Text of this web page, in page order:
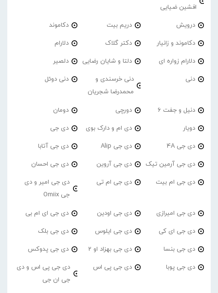
افشین ضیایی
درویش دریم بیت دکاموند
دکاموند و زانیار دکتر گلاک دلارام
دلارام زواره ای دلتا و شایان رضایی دلصیر
دنی
دنی خرسندی و
محمدرضا شجریان
دنی دوئل
دنیل و جفت 6 دورچی دومان
دویار دی ام و دارک بوی دی جی
دی جی 4A دی جی Alip دی جی آتابا
دی جی آرمین تیک دی جی آروین دی جی احسان
دی جی ام بیت دی جی ام تی
دی جی امیر و دی
جی Omiix
دی جی امیرازی دی جی اودین دی جی ای ام بی
دی جی ای کی دی جی ایلوس دی جی بلک
دی جی بنسا دی جی بهزاد او 2 دی جی پدوکس
دی جی پوبا دی جی پی اس
دی جی پی اس و دی
جی ان جی